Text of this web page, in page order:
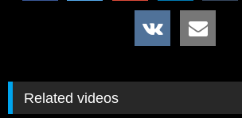
Related videos